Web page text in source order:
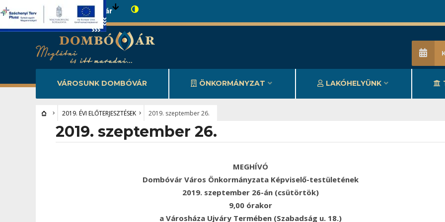
Városunk Dombóvár
VÁROSUNK DOMBÓVÁR ÖNKORMÁNYZAT LAKÓHELYÜNK
2019. ÉVI ELŐTERJESZTÉSEK 2019. szeptember 26.
2019. szeptember 26.
MEGHÍVÓ
Dombóvár Város Önkormányzata Képviselő-testületének
2019. szeptember 26-án (csütörtök)
9,00 órakor
a Városháza Ujváry Termében (Szabadság u. 18.)